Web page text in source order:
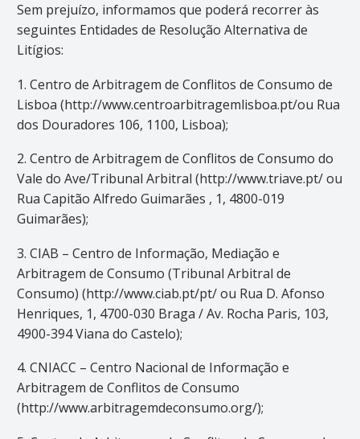
Sem prejuízo, informamos que poderá recorrer às
seguintes Entidades de Resolução Alternativa de
Litígios:
1. Centro de Arbitragem de Conflitos de Consumo de
Lisboa (http://www.centroarbitragemlisboa.pt/ou Rua
dos Douradores 106, 1100, Lisboa);
2. Centro de Arbitragem de Conflitos de Consumo do
Vale do Ave/Tribunal Arbitral (http://www.triave.pt/ ou
Rua Capitão Alfredo Guimarães , 1, 4800-019
Guimarães);
3. CIAB – Centro de Informação, Mediação e
Arbitragem de Consumo (Tribunal Arbitral de
Consumo) (http://www.ciab.pt/pt/ ou Rua D. Afonso
Henriques, 1, 4700-030 Braga / Av. Rocha Paris, 103,
4900-394 Viana do Castelo);
4. CNIACC – Centro Nacional de Informação e
Arbitragem de Conflitos de Consumo
(http://www.arbitragemdeconsumo.org/);